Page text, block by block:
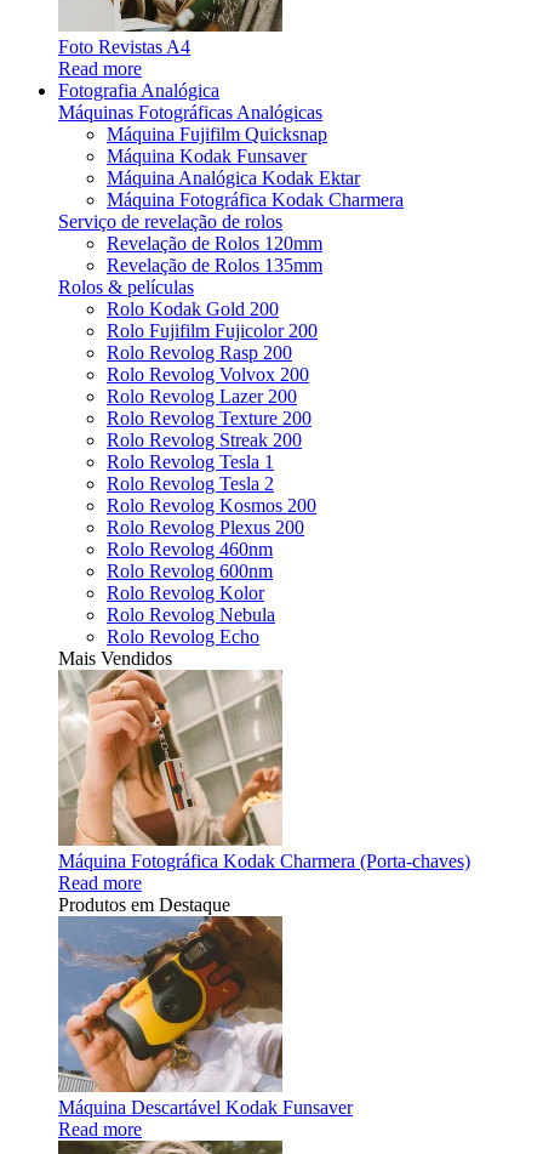
Foto Revistas A4
Read more
Fotografia Analógica
Máquinas Fotográficas Analógicas
Máquina Fujifilm Quicksnap
Máquina Kodak Funsaver
Máquina Analógica Kodak Ektar
Máquina Fotográfica Kodak Charmera
Serviço de revelação de rolos
Revelação de Rolos 120mm
Revelação de Rolos 135mm
Rolos & películas
Rolo Kodak Gold 200
Rolo Fujifilm Fujicolor 200
Rolo Revolog Rasp 200
Rolo Revolog Volvox 200
Rolo Revolog Lazer 200
Rolo Revolog Texture 200
Rolo Revolog Streak 200
Rolo Revolog Tesla 1
Rolo Revolog Tesla 2
Rolo Revolog Kosmos 200
Rolo Revolog Plexus 200
Rolo Revolog 460nm
Rolo Revolog 600nm
Rolo Revolog Kolor
Rolo Revolog Nebula
Rolo Revolog Echo
Mais Vendidos
Máquina Fotográfica Kodak Charmera (Porta-chaves)
Read more
Produtos em Destaque
Máquina Descartável Kodak Funsaver
Read more